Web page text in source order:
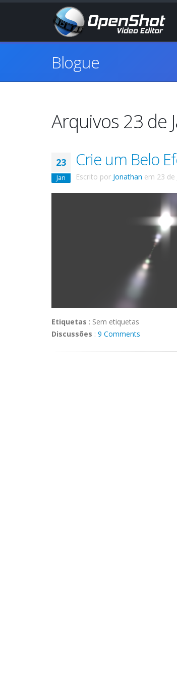
Blogue
Arquivos 23 de
23
Jan
Crie um Belo
Escrito por Jonathan em 23 de
Etiquetas : Sem etiquetas
Discussões : 9 Comments